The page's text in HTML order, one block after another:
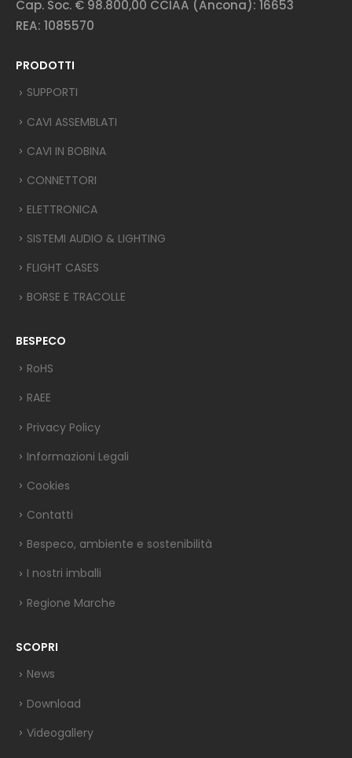
Cap. Soc. € 98.800,00 CCIAA (Ancona): 16653
REA: 1085570
PRODOTTI
SUPPORTI
CAVI ASSEMBLATI
CAVI IN BOBINA
CONNETTORI
ELETTRONICA
SISTEMI AUDIO & LIGHTING
FLIGHT CASES
BORSE E TRACOLLE
BESPECO
RoHS
RAEE
Privacy Policy
Informazioni Legali
Cookies
Contatti
Bespeco, ambiente e sostenibilità
I nostri imballi
Regione Marche
SCOPRI
News
Download
Videogallery